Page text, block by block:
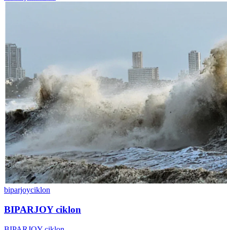
biparjoyciklon
BIPARJOY ciklon